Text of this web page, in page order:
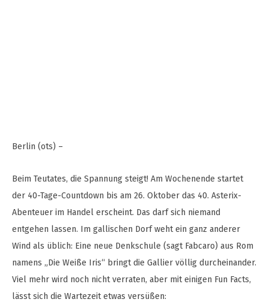
Berlin (ots) –
Beim Teutates, die Spannung steigt! Am Wochenende startet
der 40-Tage-Countdown bis am 26. Oktober das 40. Asterix-
Abenteuer im Handel erscheint. Das darf sich niemand
entgehen lassen. Im gallischen Dorf weht ein ganz anderer
Wind als üblich: Eine neue Denkschule (sagt Fabcaro) aus Rom
namens „Die Weiße Iris“ bringt die Gallier völlig durcheinander.
Viel mehr wird noch nicht verraten, aber mit einigen Fun Facts,
lässt sich die Wartezeit etwas versüßen: